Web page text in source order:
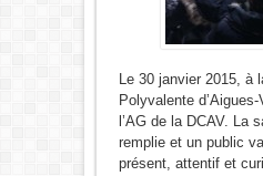
Le 30 janvier 2015, à
Polyvalente
l’AG de la DCAV. La
remplie et un public
présent, attentif et